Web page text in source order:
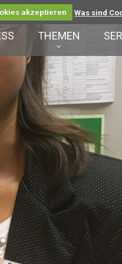
akzeptieren Was sind
THEMEN